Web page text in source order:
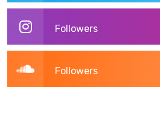
Followers
Followers